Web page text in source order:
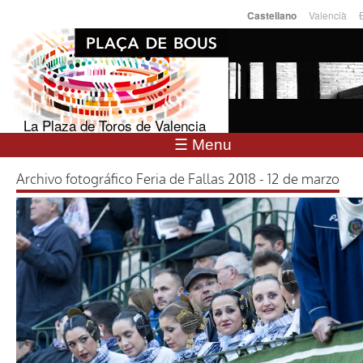
contenido
principal
Idiomas
Castellano Valencià
La Plaza de Toros de Valencia
☰ Menu
Archivo fotográfico Feria de Fallas 2018 - 12 de marzo